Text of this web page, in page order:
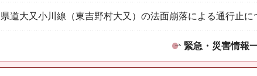
県道大又小川線（東吉野村大又）の法面崩落による通行止に
緊急・災害情報